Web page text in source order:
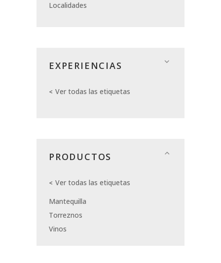
Localidades
EXPERIENCIAS
Ver todas las etiquetas
PRODUCTOS
Ver todas las etiquetas
Mantequilla
Torreznos
Vinos